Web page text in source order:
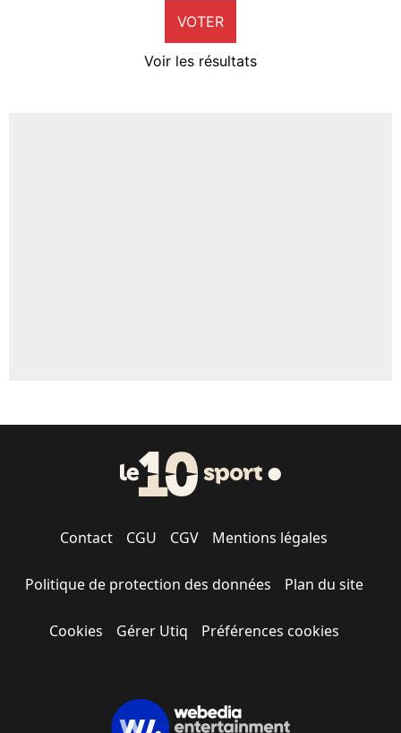
VOTER
Voir les résultats
Contact CGU CGV Mentions légales
Politique de protection des données Plan du site
Cookies Gérer Utiq Préférences cookies